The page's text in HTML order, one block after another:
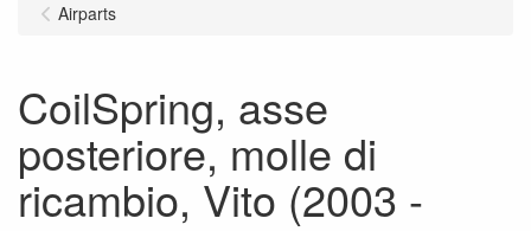
Airparts
CoilSpring, asse
posteriore, molle di
ricambio, Vito (2003 -